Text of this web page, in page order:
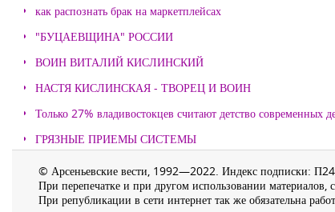
как распознать брак на маркетплейсах
"БУЦАЕВЩИНА" РОССИИ
ВОИН ВИТАЛИЙ КИСЛИНСКИЙ
НАСТЯ КИСЛИНСКАЯ - ТВОРЕЦ И ВОИН
Только 27% владивостокцев считают детство современных
ГРЯЗНЫЕ ПРИЕМЫ СИСТЕМЫ
© Арсеньевские вести, 1992—2022. Индекс подписки:
При перепечатке и при другом использовании материалов,
При републикации в сети интернет так же обязательна